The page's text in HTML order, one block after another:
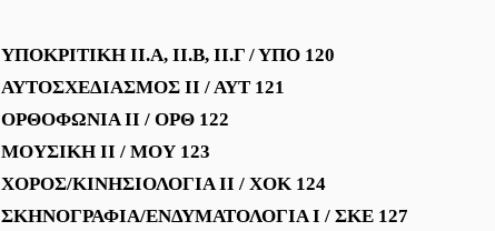
ΥΠΟΚΡΙΤΙΚΗ ΙΙ.Α, ΙΙ.Β, ΙΙ.Γ / ΥΠΟ 120
ΑΥΤΟΣΧΕΔΙΑΣΜΟΣ ΙΙ / ΑΥΤ 121
ΟΡΘΟΦΩΝΙΑ ΙΙ / ΟΡΘ 122
ΜΟΥΣΙΚΗ ΙΙ / ΜΟΥ 123
ΧΟΡΟΣ/ΚΙΝΗΣΙΟΛΟΓΙΑ ΙΙ / ΧΟΚ 124
ΣΚΗΝΟΓΡΑΦΙΑ/ΕΝΔΥΜΑΤΟΛΟΓΙΑ Ι / ΣΚΕ 127